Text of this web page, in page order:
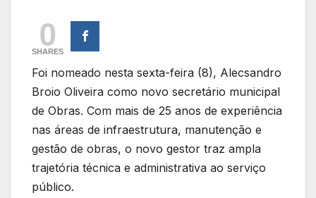
0
SHARES
Foi nomeado nesta sexta-feira (8), Alecsandro
Broio Oliveira como novo secretário municipal
de Obras. Com mais de 25 anos de experiência
nas áreas de infraestrutura, manutenção e
gestão de obras, o novo gestor traz ampla
trajetória técnica e administrativa ao serviço
público.